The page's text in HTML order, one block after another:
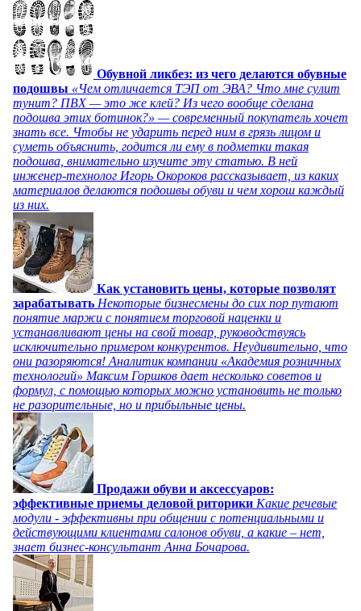
Обувной ликбез: из чего делаются обувные
подошвы «Чем отличается ТЭП от ЭВА? Что мне сулит
тунит? ПВХ — это же клей? Из чего вообще сделана
подошва этих ботинок?» — современный покупатель хочет
знать все. Чтобы не ударить перед ним в грязь лицом и
суметь объяснить, годится ли ему в подметки такая
подошва, внимательно изучите эту статью. В ней
инженер-технолог Игорь Окороков рассказывает, из каких
материалов делаются подошвы обуви и чем хорош каждый
из них.
Как установить цены, которые позволят
зарабатывать Некоторые бизнесмены до сих пор путают
понятие маржи с понятием торговой наценки и
устанавливают цены на свой товар, руководствуясь
исключительно примером конкурентов. Неудивительно, что
они разоряются! Аналитик компании «Академия розничных
технологий» Максим Горшков дает несколько советов и
формул, с помощью которых можно установить не только
не разорительные, но и прибыльные цены.
Продажи обуви и аксессуаров:
эффективные приемы деловой риторики Какие речевые
модули - эффективны при общении с потенциальными и
действующими клиентами салонов обуви, а какие – нет,
знает бизнес-консультант Анна Бочарова.